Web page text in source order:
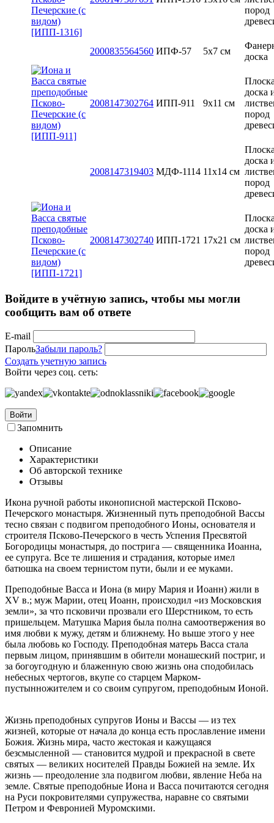
пород
2000835564560 ИПФ-57 5x7 см
доска
2008147302764 ИПП-911 9х11 см
доска
пород
2008147319403 МДФ-1114 11х14 см
доска
пород
2008147302740 ИПП-1721 17х21 см
доска
пород
Войдите в учётную запись, чтобы мы могли
сообщить вам об ответе
E-mail
ПарольЗабыли пароль?
Создать учетную запись
Войти через соц. сеть:
Войти
Запомнить
Описание
Характеристики
Об авторской технике
Отзывы
Икона ручной работы иконописной мастерской Псково-
Печерского монастыря. Жизненный путь преподобной Вассы
тесно связан с подвигом преподобного Ионы, основателя и
строителя Псково-Печерского в честь Успения Пресвятой
Богородицы монастыря, до пострига — священника Иоанна,
ее супруга. Все те лишения и страдания, которые имел
батюшка на своем тернистом пути, были и ее муками.
Преподобные Васса и Иона (в миру Мария и Иоанн) жили в
XV в.; муж Марии, отец Иоанн, происходил «из Московския
земли», за что псковичи прозвали его Шерстником, то есть
пришельцем. Матушка Мария была полна самоотвержения во
имя любви к мужу, детям и ближнему. Но выше этого у нее
была любовь ко Господу. Преподобная матерь Васса стала
первым лицом, принявшим в обители монашеский постриг, и
за богоугодную и блаженную свою жизнь она сподобилась
небесных чертогов, вкупе со старцем Марком-
пустынножителем и со своим супругом, преподобным Ионой.
Жизнь преподобных супругов Ионы и Вассы — из тех
жизней, которые от начала до конца есть прославление имени
Божия. Жизнь мира, часто жестокая и кажущаяся
безсмысленной — становится мудрой и прекрасной в свете
святых — великих носителей Правды Божией на земле. Их
жизнь — преодоление зла подвигом любви, явление Неба на
земле. Святые преподобные Иона и Васса почитаются сегодня
на Руси покровителями супружества, наравне со святыми
Петром и Февронией Муромскими.